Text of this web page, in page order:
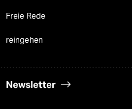
Freie Rede
reingehen
Newsletter